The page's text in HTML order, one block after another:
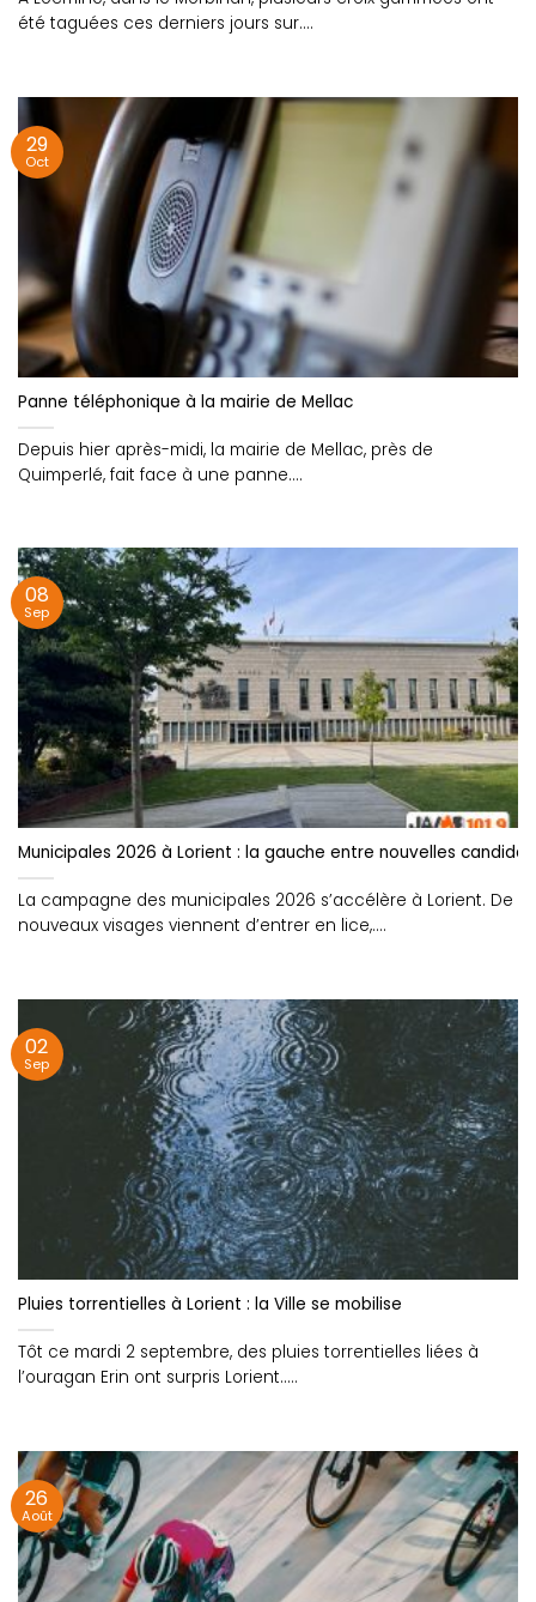
été taguées ces derniers jours sur....
Panne téléphonique à la mairie de Mellac
Depuis hier après-midi, la mairie de Mellac, près de
Quimperlé, fait face à une panne....
29
Oct
Municipales 2026 à Lorient : la gauche entre nouvelles
La campagne des municipales 2026 s’accélère à Lorient. De
nouveaux visages viennent d’entrer en lice,....
08
Sep
Pluies torrentielles à Lorient : la Ville se mobilise
Tôt ce mardi 2 septembre, des pluies torrentielles liées à
l’ouragan Erin ont surpris Lorient.....
02
Sep
26
Août